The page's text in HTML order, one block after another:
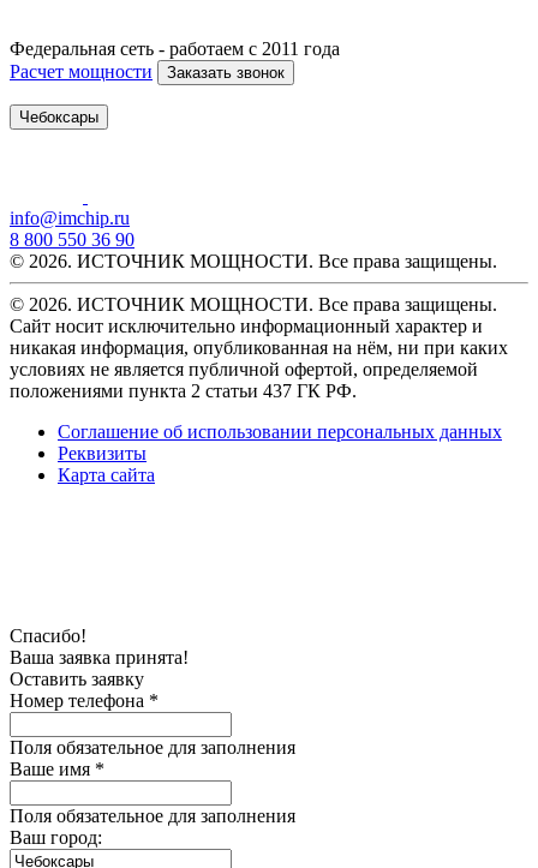
Федеральная сеть - работаем с 2011 года
Расчет мощности
Заказать звонок
Чебоксары
info@imchip.ru
8 800 550 36 90
© 2026. ИСТОЧНИК МОЩНОСТИ. Все права защищены.
© 2026. ИСТОЧНИК МОЩНОСТИ. Все права защищены.
Сайт носит исключительно информационный характер и
никакая информация, опубликованная на нём, ни при каких
условиях не является публичной офертой, определяемой
положениями пункта 2 статьи 437 ГК РФ.
Соглашение об использовании персональных данных
Реквизиты
Карта сайта
Спасибо!
Ваша заявка принята!
Оставить заявку
Номер телефона *
Поля обязательное для заполнения
Ваше имя *
Поля обязательное для заполнения
Ваш город: